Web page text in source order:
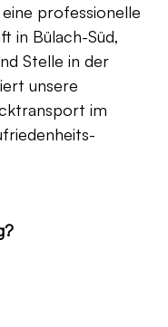
professionelle
in Bülach-Süd,
Stelle in der
unsere
im